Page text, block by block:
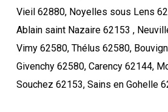
Vieil 62880, Noyelles sous Lens
Ablain saint Nazaire 62153 ,
Vimy 62580, Thélus 62580,
Givenchy 62580, Carency 62144,
Souchez 62153, Sains en Gohelle